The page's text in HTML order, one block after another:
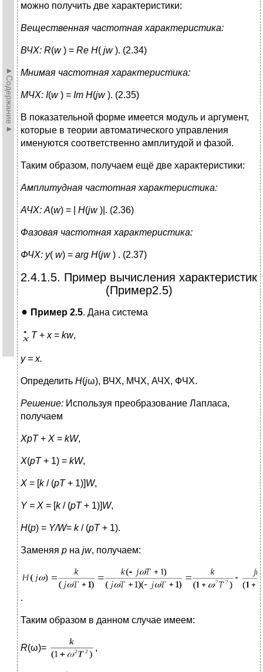
►Содержание►
можно получить две характеристики:
Вещественная частотная характеристика:
ВЧХ: R(w) = Re H( jw). (2.34)
Мнимая частотная характеристика:
МЧХ: I(w) = Im H(jw). (2.35)
В показательной форме имеется модуль и аргумент,
которые в теории автоматического управления
именуются соответственно амплитудой и фазой.
Таким образом, получаем ещё две характеристики:
Амплитудная частотная характеристика:
АЧХ: A(w) = | H(jw)|. (2.36)
Фазовая частотная характеристика:
ФЧХ: y( w) = arg H(jw) . (2.37)
2.4.1.5. Пример вычисления характеристик
(Пример2.5)
Пример 2.5. Дана система
T+ x= kw,
y = x.
Определить H(jω), ВЧХ, МЧХ, АЧХ, ФЧХ.
Решение: Используя преобразование Лапласа,
получаем
XpT+ X = kW,
X(pT+ 1) = kW,
X = [k/ (pT+ 1)]W,
Y = X = [k/ (pT+ 1)]W,
H(p) = Y/W= k/ (pT+ 1).
Заменяя p на jw, получаем:
.
Таким образом в данном случае имеем:
R(ω)= ,